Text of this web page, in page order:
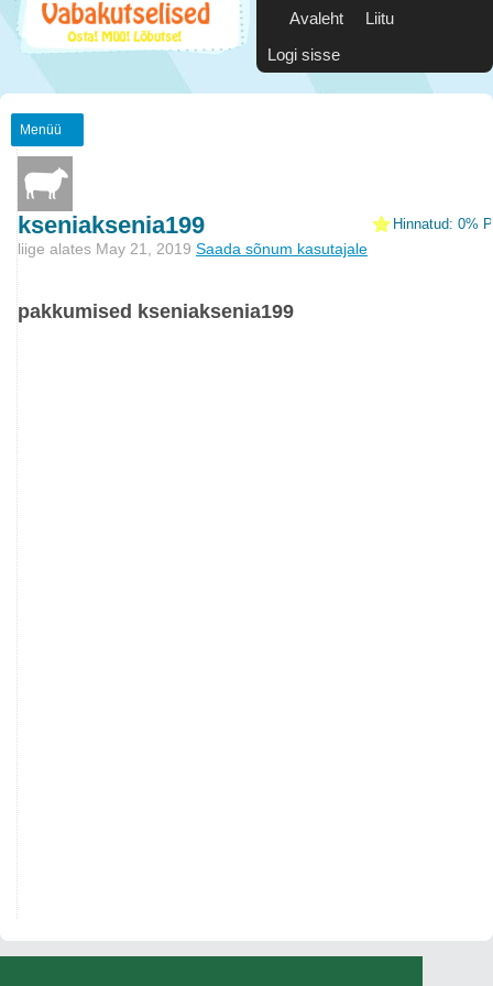
Avaleht
Liitu
Logi sisse
Menüü
kseniaksenia199 Hinnatud: 0%
liige alates May 21, 2019 Saada sõnum kasutajale
pakkumised kseniaksenia199